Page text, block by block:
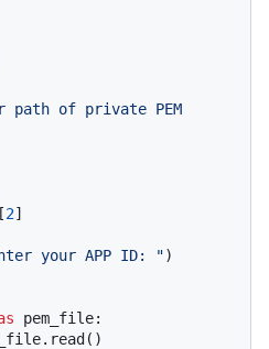
path of private PEM
2
your APP ID: ")
pem_file: